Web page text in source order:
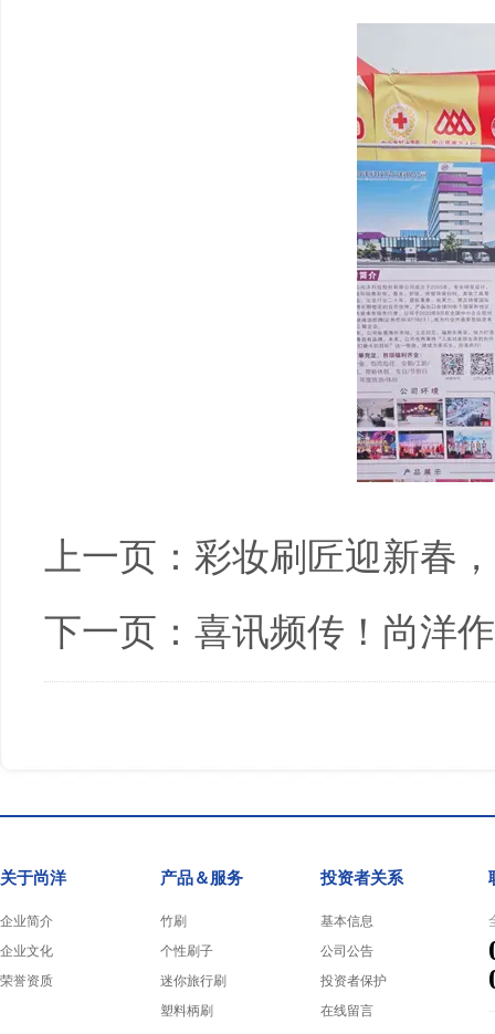
上一页： 彩妆刷匠迎新春
下一页： 喜讯频传！尚洋
关于尚洋
企业简介
企业文化
荣誉资质
产品＆服务
竹刷
个性刷子
迷你旅行刷
塑料柄刷
投资者关系
基本信息
公司公告
投资者保护
在线留言